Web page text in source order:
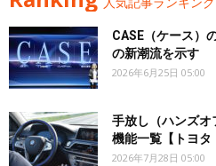
CASE（ケース）
の新潮流を示す
2026年6月25日 05:00
手放し（ハンズオ
機能一覧【トヨタ
2026年7月28日 05:00